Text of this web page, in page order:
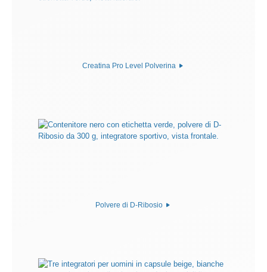
Creatina Pro Level Polverina
Polvere di D-Ribosio